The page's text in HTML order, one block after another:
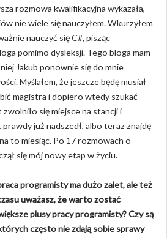
rozmowa kwalifikacyjna wykazała,
nie wiele się nauczyłem. Wkurzyłem
nauczyć się C#, pisząc
pomimo dysleksji. Tego bloga mam
Jakub ponownie się do mnie
Myślałem, że jeszcze będę musiał
magistra i dopiero wtedy szukać
się miejsce na stancji i
już nadszedł, albo teraz znajdę
to miesiąc. Po 17 rozmowach o
się mój nowy etap w życiu.
programisty ma dużo zalet, ale też
uważasz, że warto zostać
plusy pracy programisty? Czy są
często nie zdają sobie sprawy